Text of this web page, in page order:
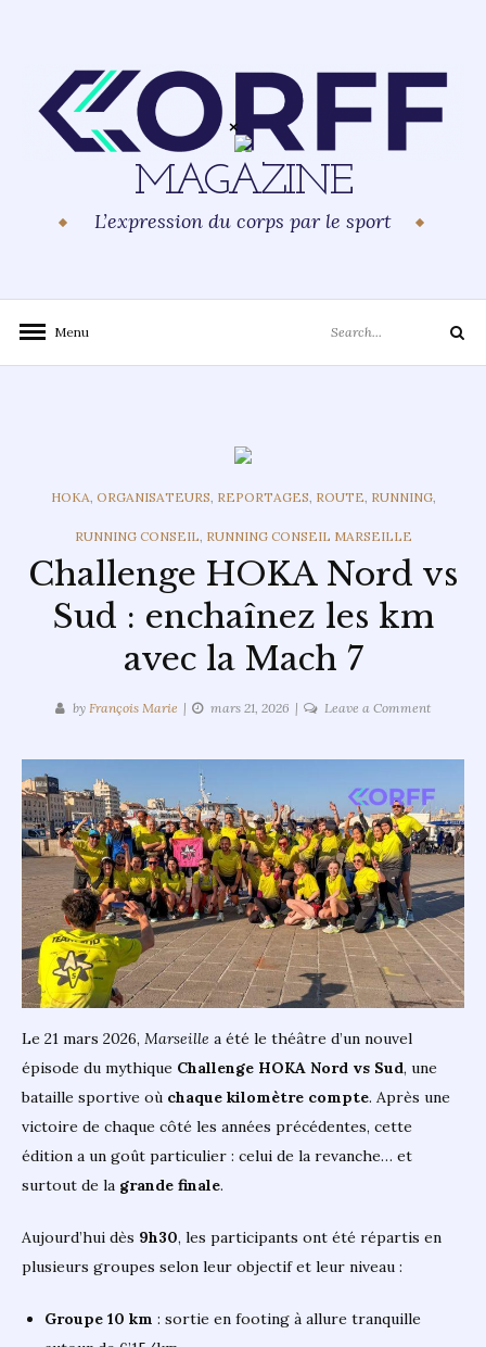
MAGAZINE
L’expression du corps par le sport
Menu
for:
Search
CATEGORIES
HOKA ORGANISATEURS REPORTAGES ROUTE RUNNING,
RUNNING CONSEIL RUNNING CONSEIL MARSEILLE
Challenge HOKA Nord vs
Sud : enchaînez les km
avec la Mach 7
by François Marie mars 21, 2026 Leave a Commenton
vs
Sud
:
les
km
avec
la
Mach
Le 21 mars 2026, Marseille a été le théâtre d’un nouvel
épisode du mythique Challenge HOKA Nord vs Sud, une
bataille sportive où chaque kilomètre compte. Après une
victoire de chaque côté les années précédentes, cette
édition a un goût particulier : celui de la revanche… et
surtout de la grande finale.
Aujourd’hui dès 9h30, les participants ont été répartis en
plusieurs groupes selon leur objectif et leur niveau :
Groupe 10 km : sortie en footing à allure tranquille